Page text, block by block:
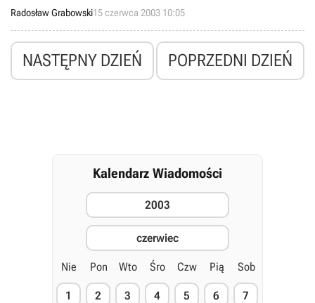
na karę pozbawienia wolności. Shane „Pitbull” Pitman spędzi w
więzieniu osiemnaście miesięcy.
Radosław Grabowski15 czerwca 2003 10:05
NASTĘPNY DZIEŃ POPRZEDNI DZIEŃ
Kalendarz Wiadomości
2003
czerwiec
Nie Pon Wto Śro Czw Pią Sob
1 2 3 4 5 6 7